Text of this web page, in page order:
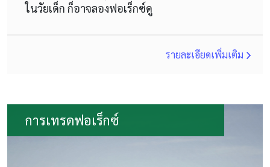
ในวัยเด็ก ก็อาจลองฟอเร็กซ์ดู
รายละเอียดเพิ่มเติม
การเทรดฟอเร็กซ์